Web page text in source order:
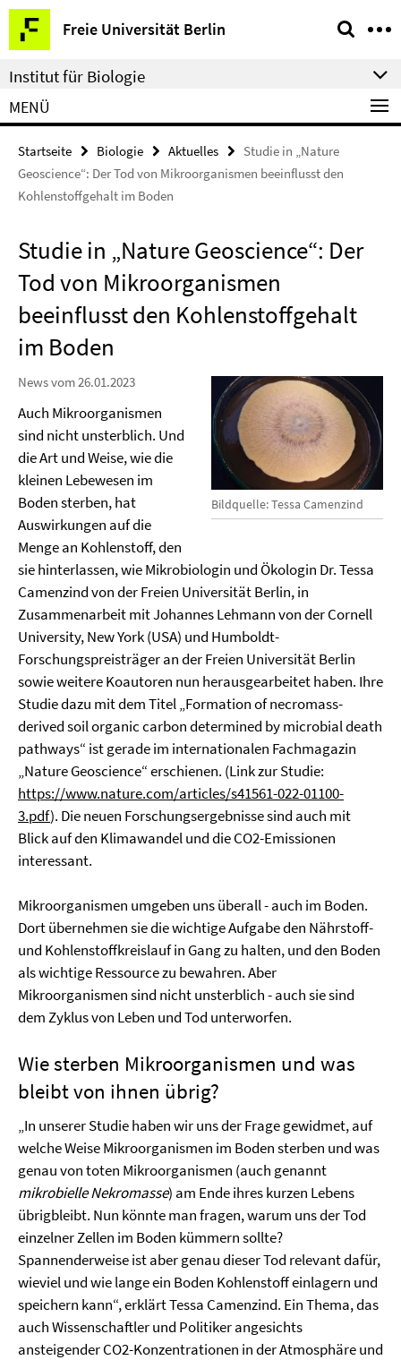
Springe
direkt
zu
Inhalt
Freie Universität Berlin
Service-
Navigation
Institut für Biologie
MENÜ
Startseite Biologie Aktuelles
Studie in „Nature
Geoscience“: Der Tod von Mikroorganismen beeinflusst den
Kohlenstoffgehalt im Boden
Studie in „Nature Geoscience“: Der
Tod von Mikroorganismen
beeinflusst den Kohlenstoffgehalt
im Boden
Bildquelle: Tessa Camenzind
News vom 26.01.2023
Auch Mikroorganismen
sind nicht unsterblich. Und
die Art und Weise, wie die
kleinen Lebewesen im
Boden sterben, hat
Auswirkungen auf die
Menge an Kohlenstoff, den
sie hinterlassen, wie Mikrobiologin und Ökologin Dr. Tessa
Camenzind von der Freien Universität Berlin, in
Zusammenarbeit mit Johannes Lehmann von der Cornell
University, New York (USA) und Humboldt-
Forschungspreisträger an der Freien Universität Berlin
sowie weitere Koautoren nun herausgearbeitet haben. Ihre
Studie dazu mit dem Titel „Formation of necromass-
derived soil organic carbon determined by microbial death
pathways“ ist gerade im internationalen Fachmagazin
„Nature Geoscience“ erschienen. (Link zur Studie:
https://www.nature.com/articles/s41561-022-01100-
3.pdf). Die neuen Forschungsergebnisse sind auch mit
Blick auf den Klimawandel und die CO2-Emissionen
interessant.
Mikroorganismen umgeben uns überall - auch im Boden.
Dort übernehmen sie die wichtige Aufgabe den Nährstoff-
und Kohlenstoffkreislauf in Gang zu halten, und den Boden
als wichtige Ressource zu bewahren. Aber
Mikroorganismen sind nicht unsterblich - auch sie sind
dem Zyklus von Leben und Tod unterworfen.
Wie sterben Mikroorganismen und was
bleibt von ihnen übrig?
„In unserer Studie haben wir uns der Frage gewidmet, auf
welche Weise Mikroorganismen im Boden sterben und was
genau von toten Mikroorganismen (auch genannt
mikrobielle Nekromasse) am Ende ihres kurzen Lebens
übrigbleibt. Nun könnte man fragen, warum uns der Tod
einzelner Zellen im Boden kümmern sollte?
Spannenderweise ist aber genau dieser Tod relevant dafür,
wieviel und wie lange ein Boden Kohlenstoff einlagern und
speichern kann“, erklärt Tessa Camenzind. Ein Thema, das
auch Wissenschaftler und Politiker angesichts
ansteigender CO2-Konzentrationen in der Atmosphäre und